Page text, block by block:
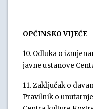
OPĆINSKO VIJEĆE
10. Odluka o
javne ustanove
11. Zaključak o
Pravilnik o